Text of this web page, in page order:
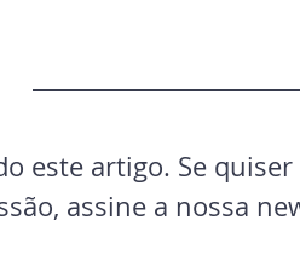
este artigo. Se
assine a nossa